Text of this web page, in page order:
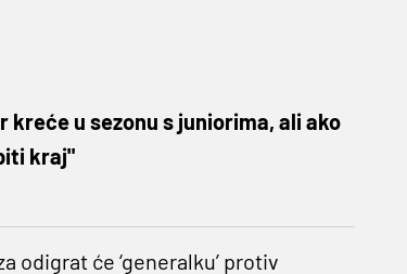
kreće u sezonu s juniorima, ali ako
kraj"
odigrat će ‘generalku’ protiv